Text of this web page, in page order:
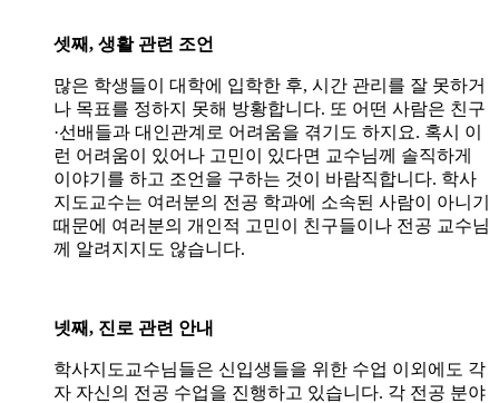
셋째, 생활 관련 조언
많은 학생들이 대학에 입학한 후, 시간 관리를 잘 못하거
나 목표를 정하지 못해 방황합니다. 또 어떤 사람은 친구
·선배들과 대인관계로 어려움을 겪기도 하지요. 혹시 이
런 어려움이 있어나 고민이 있다면 교수님께 솔직하게
이야기를 하고 조언을 구하는 것이 바람직합니다. 학사
지도교수는 여러분의 전공 학과에 소속된 사람이 아니기
때문에 여러분의 개인적 고민이 친구들이나 전공 교수님
께 알려지지도 않습니다.
넷째, 진로 관련 안내
학사지도교수님들은 신입생들을 위한 수업 이외에도 각
자 자신의 전공 수업을 진행하고 있습니다. 각 전공 분야